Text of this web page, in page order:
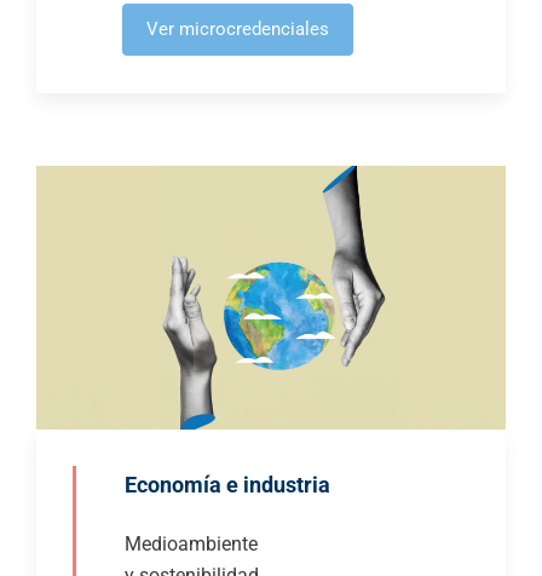
Ver microcredenciales
Economía e industria
Medioambiente